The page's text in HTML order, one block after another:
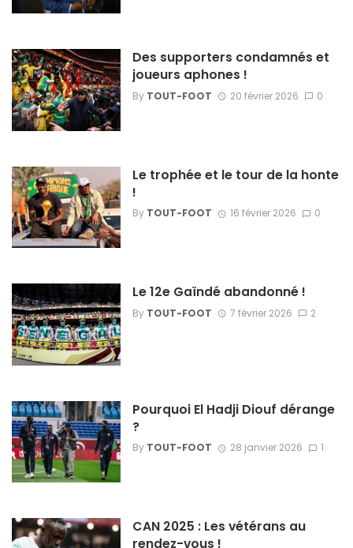
Des supporters condamnés et
joueurs aphones !
By TOUT-FOOT 20 février 2026 0
Le trophée et le tour de la honte
!
By TOUT-FOOT 16 février 2026 0
Le 12e Gaïndé abandonné !
By TOUT-FOOT 7 février 2026 2
Pourquoi El Hadji Diouf dérange
?
By TOUT-FOOT 28 janvier 2026 1
CAN 2025 : Les vétérans au
rendez-vous !